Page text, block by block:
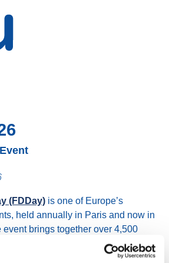
(FDDay) is one of Europe’s
held annually in Paris and now in
event brings together over 4,500
innovation leaders from across
of high-level discussions,